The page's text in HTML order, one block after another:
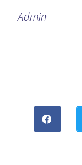
Admin